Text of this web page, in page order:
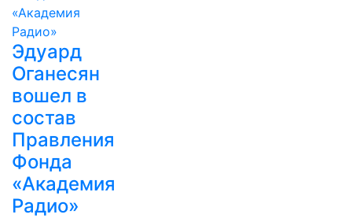
Эдуард
Оганесян
вошел в
состав
Правления
Фонда
«Академия
Радио»